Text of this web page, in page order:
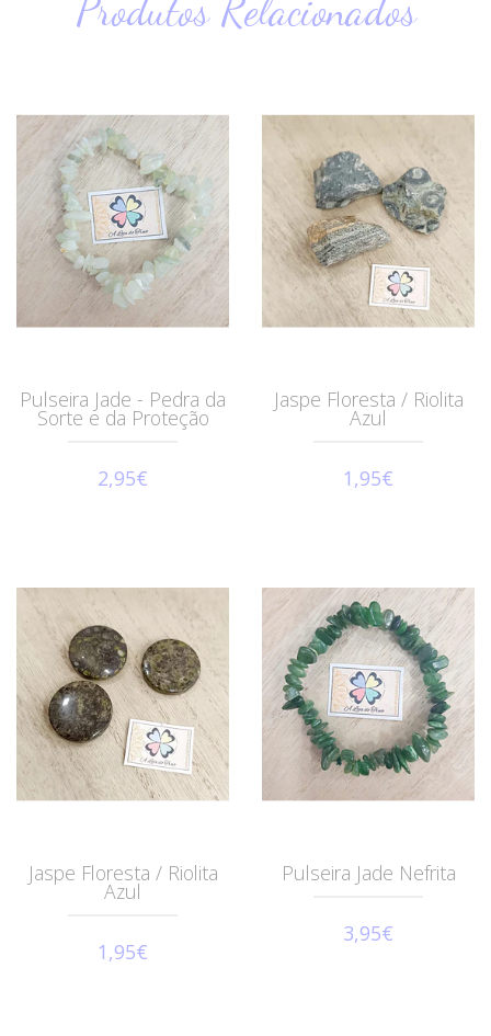
Produtos Relacionados
Pulseira Jade - Pedra da
Sorte e da Proteção
2,95€
Jaspe Floresta / Riolita
Azul
1,95€
Jaspe Floresta / Riolita
Azul
1,95€
Pulseira Jade Nefrita
3,95€